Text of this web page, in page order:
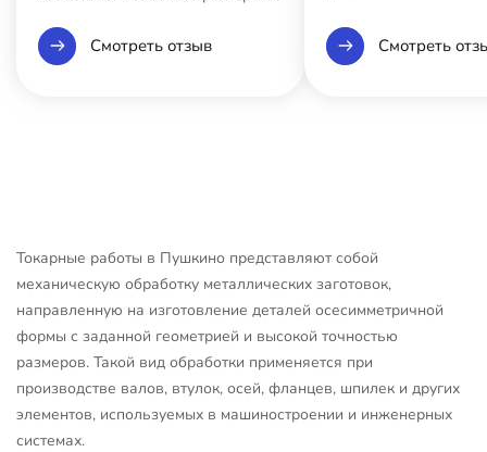
Смотреть отзыв Смотреть
Токарные работы в Пушкино представляют собой
механическую обработку металлических заготовок,
направленную на изготовление деталей осесимметричной
формы с заданной геометрией и высокой точностью
размеров. Такой вид обработки применяется при
производстве валов, втулок, осей, фланцев, шпилек и других
элементов, используемых в машиностроении и инженерных
системах.